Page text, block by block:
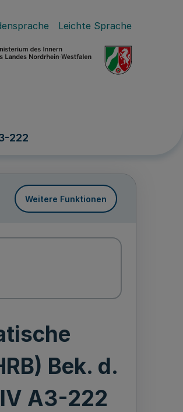
Leichte Sprache
222
Weitere Funktionen
Bek. d.
A3-222